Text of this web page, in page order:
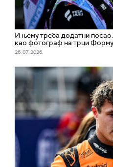
И њему треба додатни
као фотограф на трци
26. 07. 2026.